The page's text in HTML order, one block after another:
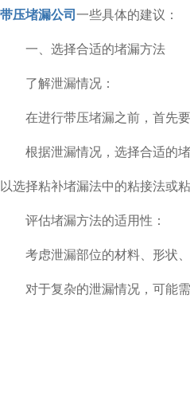
带压堵漏公司 一些具体的建议：
一、选择合适的堵漏方法
了解泄漏情况：
在进行带压堵漏之前，首先要
根据泄漏情况，选择合适的堵
以选择粘补堵漏法中的粘接法或粘
评估堵漏方法的适用性：
考虑泄漏部位的材料、形状、
对于复杂的泄漏情况，可能需